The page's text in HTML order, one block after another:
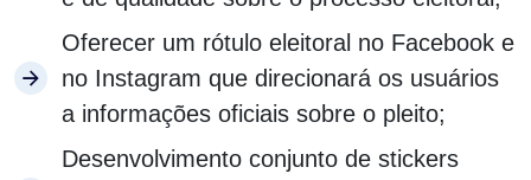
Oferecer um rótulo eleitoral no Facebook e
no Instagram que direcionará os usuários
a informações oficiais sobre o pleito;
Desenvolvimento conjunto de stickers